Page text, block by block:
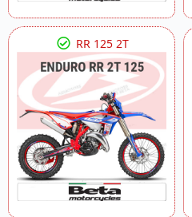
RR 125 2T